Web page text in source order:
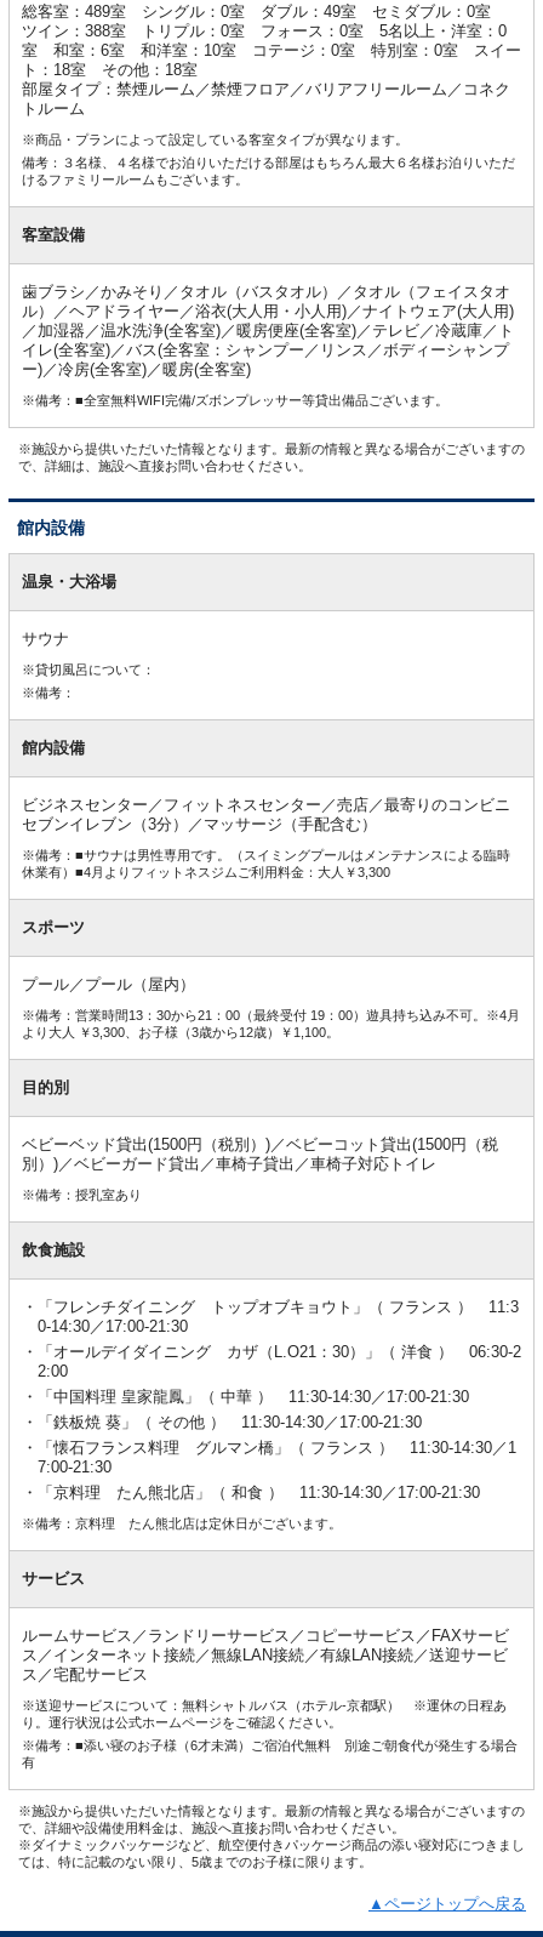
総客室：489室 シングル：0室 ダブル：49室 セミダブル：0室
ツイン：388室 トリプル：0室 フォース：0室 5名以上・洋室：0
室 和室：6室 和洋室：10室 コテージ：0室 特別室：0室 スイー
ト：18室 その他：18室
部屋タイプ：禁煙ルーム／禁煙フロア／バリアフリールーム／コネク
トルーム
※商品・プランによって設定している客室タイプが異なります。
備考：３名様、４名様でお泊りいただける部屋はもちろん最大６名様お泊りいただ
けるファミリールームもございます。
客室設備
歯ブラシ／かみそり／タオル（バスタオル）／タオル（フェイスタオ
ル）／ヘアドライヤー／浴衣(大人用・小人用)／ナイトウェア(大人用)
／加湿器／温水洗浄(全客室)／暖房便座(全客室)／テレビ／冷蔵庫／ト
イレ(全客室)／バス(全客室：シャンプー／リンス／ボディーシャンプ
ー)／冷房(全客室)／暖房(全客室)
※備考：■全室無料WIFI完備/ズボンプレッサー等貸出備品ございます。
※施設から提供いただいた情報となります。最新の情報と異なる場合がございますの
で、詳細は、施設へ直接お問い合わせください。
館内設備
内温泉・大浴場
サウナ
※貸切風呂について：
※備考：
館内設備
ビジネスセンター／フィットネスセンター／売店／最寄りのコンビニ
セブンイレブン（3分）／マッサージ（手配含む）
※備考：■サウナは男性専用です。（スイミングプールはメンテナンスによる臨時
休業有）■4月よりフィットネスジムご利用料金：大人￥3,300
スポーツ
プール／プール（屋内）
※備考：営業時間13：30から21：00（最終受付 19：00）遊具持ち込み不可。※4月
より大人 ￥3,300、お子様（3歳から12歳）￥1,100。
目的別
ベビーベッド貸出(1500円（税別）)／ベビーコット貸出(1500円（税
別）)／ベビーガード貸出／車椅子貸出／車椅子対応トイレ
※備考：授乳室あり
飲食施設
「フレンチダイニング トップオブキョウト」（ フランス ） 11:3
0-14:30／17:00-21:30
「オールデイダイニング カザ（L.O21：30）」（ 洋食 ） 06:30-2
2:00
「中国料理 皇家龍鳳」（ 中華 ） 11:30-14:30／17:00-21:30
「鉄板焼 葵」（ その他 ） 11:30-14:30／17:00-21:30
「懐石フランス料理 グルマン橋」（ フランス ） 11:30-14:30／1
7:00-21:30
「京料理 たん熊北店」（ 和食 ） 11:30-14:30／17:00-21:30
※備考：京料理 たん熊北店は定休日がございます。
サービス
ルームサービス／ランドリーサービス／コピーサービス／FAXサービ
ス／インターネット接続／無線LAN接続／有線LAN接続／送迎サービ
ス／宅配サービス
※送迎サービスについて：無料シャトルバス（ホテル-京都駅） ※運休の日程あ
り。運行状況は公式ホームページをご確認ください。
※備考：■添い寝のお子様（6才未満）ご宿泊代無料 別途ご朝食代が発生する場合
有
※施設から提供いただいた情報となります。最新の情報と異なる場合がございますの
で、詳細や設備使用料金は、施設へ直接お問い合わせください。
※ダイナミックパッケージなど、航空便付きパッケージ商品の添い寝対応につきまし
ては、特に記載のない限り、5歳までのお子様に限ります。
▲ページトップへ戻る